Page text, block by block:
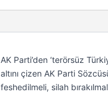
AK Parti’den ‘terörsüz
altını çizen AK Parti
feshedilmeli, silah